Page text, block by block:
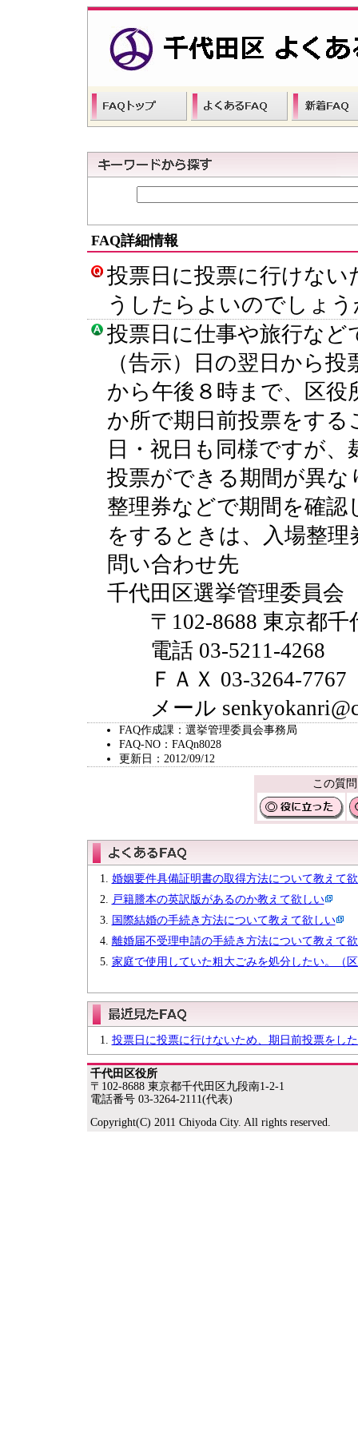
FAQ詳細情報
投票日に投票に行けな
うしたらよいのでしょう
投票日に仕事や旅行など
（告示）日の翌日から
から午後８時まで、区役
か所で期日前投票をす
日・祝日も同様ですが
投票ができる期間が異
整理券などで期間を確
をするときは、入場整
問い合わせ先
千代田区選挙管理委員会
〒102-8688 東京都千
電話 03-5211-4268
ＦＡＸ 03-3264-7767
メール
FAQ作成課：選挙管理委員会事務局
FAQ-NO：FAQn8028
更新日：2012/09/12
この質
婚姻要件具備証明書の取得方法について教えて
戸籍謄本の英訳版があるのか教えて欲しい
国際結婚の手続き方法について教えて欲しい
離婚届不受理申請の手続き方法について教えて
家庭で使用していた粗大ごみを処分したい。（
投票日に投票に行けないため、期日前投票をし
千代田区役所
〒102-8688 東京都千代田区九段南1-2-1
電話番号 03-3264-2111(代表)
Copyright(C) 2011 Chiyoda City. All rights reserved.